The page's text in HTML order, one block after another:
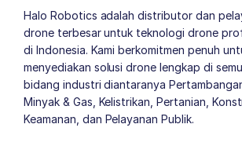
Halo Robotics adalah distributor dan
drone terbesar untuk teknologi drone
di Indonesia. Kami berkomitmen penuh
menyediakan solusi drone lengkap di
bidang industri diantaranya
Minyak & Gas, Kelistrikan, Pertanian,
Keamanan, dan Pelayanan Publik.